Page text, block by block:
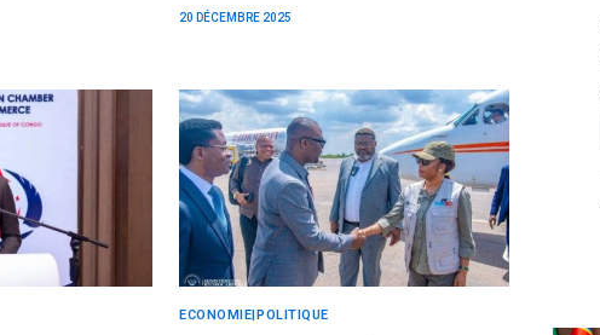
20 DÉCEMBRE 2025
ECONOMIE|POLITIQUE